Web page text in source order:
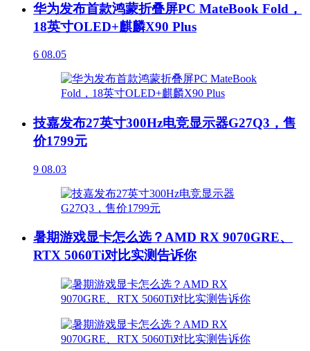
华为发布首款鸿蒙折叠屏PC MateBook Fold，
18英寸OLED+麒麟X90 Plus
6 08.05
技嘉发布27英寸300Hz电竞显示器G27Q3，售
价1799元
9 08.03
暑期游戏显卡怎么选？AMD RX 9070GRE、
RTX 5060Ti对比实测告诉你